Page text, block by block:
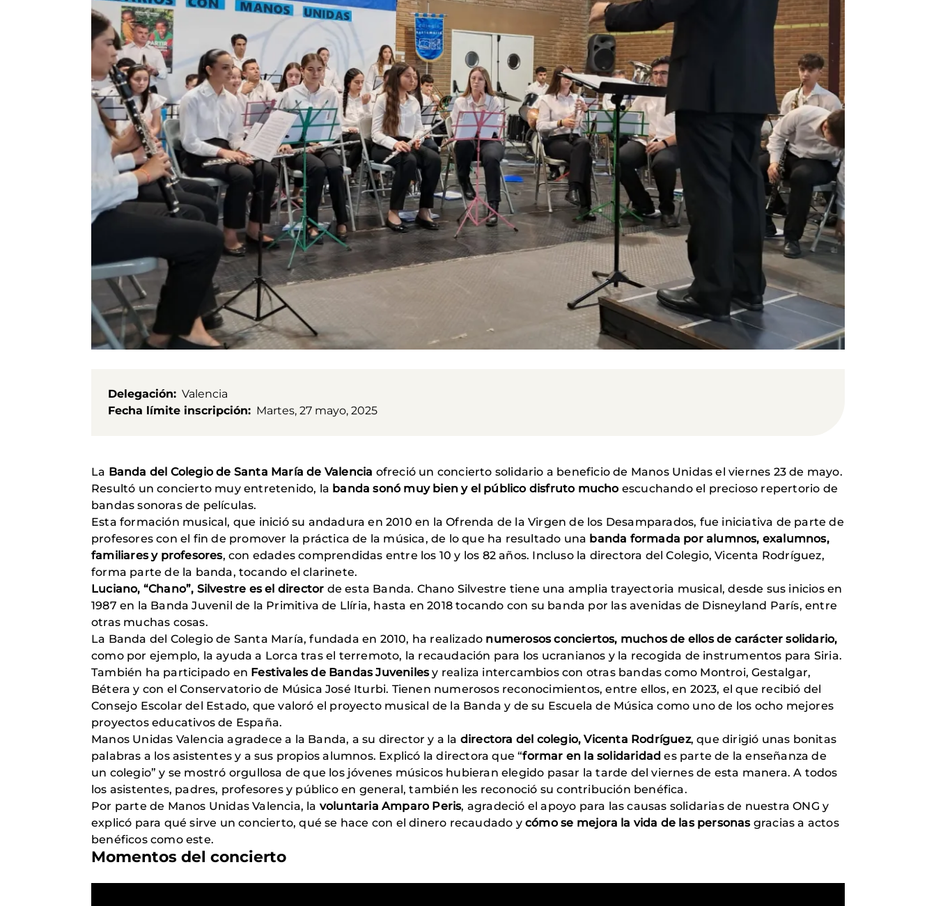
Delegación
Valencia
Fecha límite inscripción
Martes, 27 mayo, 2025
La Banda del Colegio de Santa María de Valencia ofreció un concierto solidario a beneficio de Manos Unidas el viernes 23 de mayo.
Resultó un concierto muy entretenido, la banda sonó muy bien y el público disfruto muchoescuchando el precioso repertorio de
bandas sonoras de películas.
Esta formación musical, que inició su andadura en 2010 en la Ofrenda de la Virgen de los Desamparados, fue iniciativa de parte de
profesores con el fin de promover la práctica de la música, de lo que ha resultado una banda formada por alumnos, exalumnos,
familiares y profesores, con edades comprendidas entre los 10 y los 82 años. Incluso la directora del Colegio, Vicenta Rodríguez,
forma parte de la banda, tocando el clarinete.
Luciano, “Chano”, Silvestre es el director de esta Banda. Chano Silvestre tiene una amplia trayectoria musical, desde sus inicios en
1987 en la Banda Juvenil de la Primitiva de Llíria, hasta en 2018 tocando con su banda por las avenidas de Disneyland París, entre
otras muchas cosas.
La Banda del Colegio de Santa María, fundada en 2010, ha realizado numerosos conciertos, muchos de ellos de carácter solidario,
como por ejemplo, la ayuda a Lorca tras el terremoto, la recaudación para los ucranianos y la recogida de instrumentos para Siria.
También ha participado en Festivales de Bandas Juvenilesy realiza intercambios con otras bandas como Montroi, Gestalgar,
Bétera y con el Conservatorio de Música José Iturbi. Tienen numerosos reconocimientos, entre ellos, en 2023, el que recibió del
Consejo Escolar del Estado, que valoró el proyecto musical de la Banda y de su Escuela de Música como uno de los ocho mejores
proyectos educativos de España.
Manos Unidas Valencia agradece a la Banda, a su director y a la directora del colegio, Vicenta Rodríguez, que dirigió unas bonitas
palabras a los asistentes y a sus propios alumnos. Explicó la directora que “formar en la solidaridad es parte de la enseñanza de
un colegio” y se mostró orgullosa de que los jóvenes músicos hubieran elegido pasar la tarde del viernes de esta manera. A todos
los asistentes, padres, profesores y público en general, también les reconoció su contribución benéfica.
Por parte de Manos Unidas Valencia, la voluntaria Amparo Peris, agradeció el apoyo para las causas solidarias de nuestra ONG y
explicó para qué sirve un concierto, qué se hace con el dinero recaudado ycómo se mejora la vida de las personasgracias a actos
benéficos como este.
Momentos del concierto